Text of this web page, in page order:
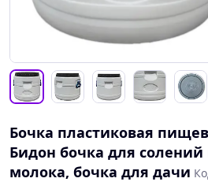
Бочка пластиковая
Бидон бочка для
молока, бочка для дачи